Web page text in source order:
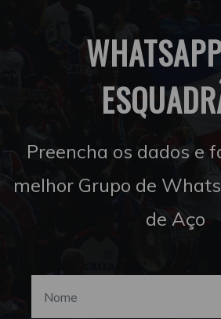
Preencha os dados e
melhor Grupo de
de Aço